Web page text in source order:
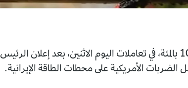
تراجعت أسعار النفط بنحو 10 بالمئة، في تعاملات اليوم الاثنين، بعد إعلان الرئيس
الضربات الأمريكية على محطات الطاقة الإيرانية.